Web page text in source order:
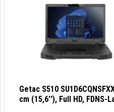
Getac S510
cm (15,6''), Full HD, FDNS-